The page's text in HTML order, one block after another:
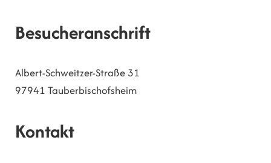
Besucheranschrift
Albert-Schweitzer-Straße 31
97941 Tauberbischofsheim
Kontakt